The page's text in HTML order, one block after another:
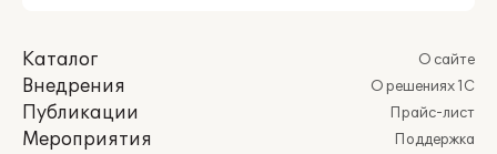
Каталог
Внедрения
Публикации
Мероприятия
О сайте
О решениях 1С
Прайс-лист
Поддержка